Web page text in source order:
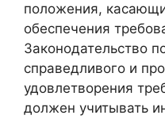
положения,
обеспечения
Законодательство
справедливого и
удовлетворения
должен учитывать